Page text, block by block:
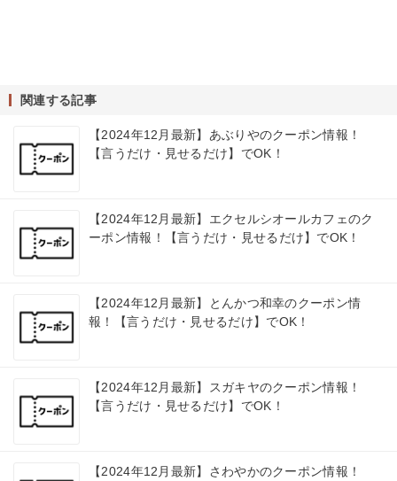
関連する記事
【2024年12月最新】あぶりやのクーポン情報！
【言うだけ・見せるだけ】でOK！
【2024年12月最新】エクセルシオールカフェのク
ーポン情報！【言うだけ・見せるだけ】でOK！
【2024年12月最新】とんかつ和幸のクーポン情
報！【言うだけ・見せるだけ】でOK！
【2024年12月最新】スガキヤのクーポン情報！
【言うだけ・見せるだけ】でOK！
【2024年12月最新】さわやかのクーポン情報！